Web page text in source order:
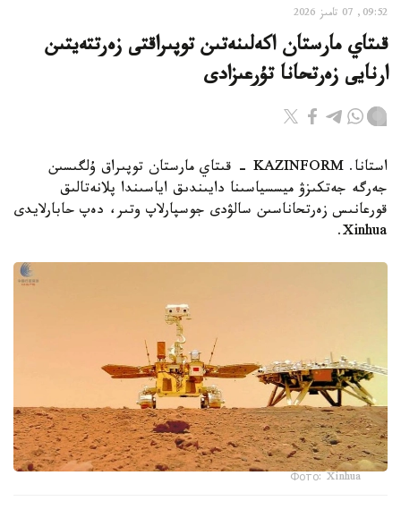
09:52, 07 تامىز 2026
قىتاي مارستان اكەلىنەتىن توپىراقتى زەرتتەيتىن
ارنايى زەرتحانا تۇرعىزادى
استانا. KAZINFORM - قىتاي مارستان توپىراق ۇلگىسىن
جەرگە جەتكىزۋ ميسسياسىنا دايىندىق اياسىندا پلانەتالىق
قورعانىس زەرتحاناسىن سالۋدى جوسپارلاپ وتىر، دەپ حابارلايدى
Xinhua.
Фото: Xinhua